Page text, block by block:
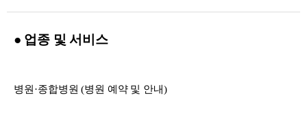
● 업종 및 서비스
병원·종합병원 (병원 예약 및 안내)